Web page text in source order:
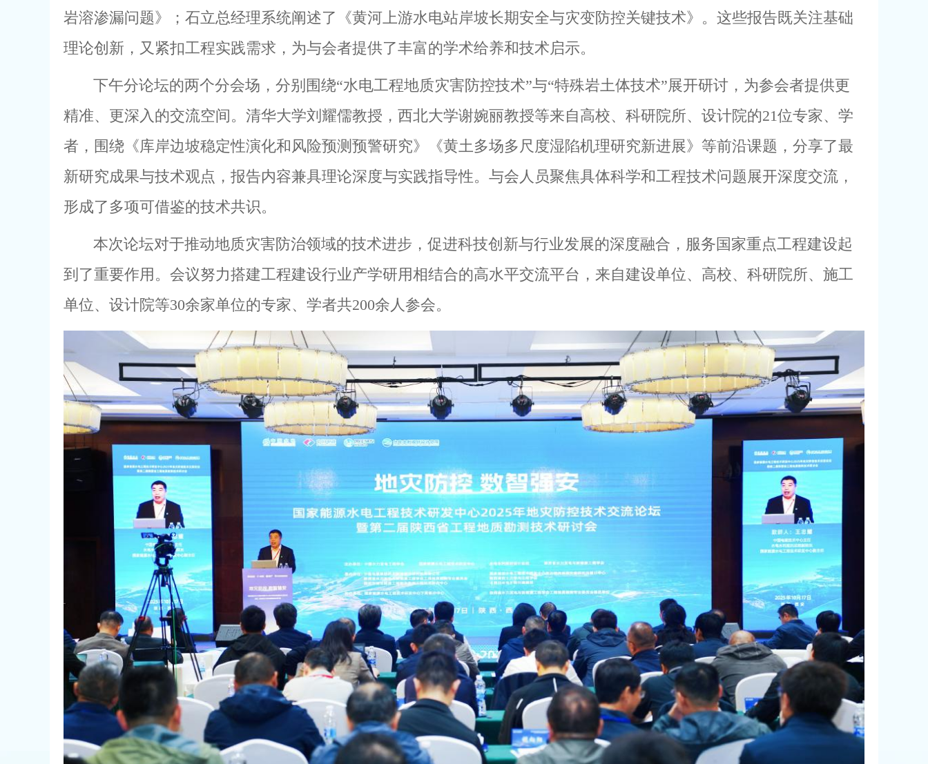
岩溶渗漏问题》；石立总经理系统阐述了《黄河上游水电站岸坡长期安全与灾变防控关键技术》。这些报告既关注基础
理论创新，又紧扣工程实践需求，为与会者提供了丰富的学术给养和技术启示。
下午分论坛的两个分会场，分别围绕“水电工程地质灾害防控技术”与“特殊岩土体技术”展开研讨，为参会者提供更
精准、更深入的交流空间。清华大学刘耀儒教授，西北大学谢婉丽教授等来自高校、科研院所、设计院的21位专家、学
者，围绕《库岸边坡稳定性演化和风险预测预警研究》《黄土多场多尺度湿陷机理研究新进展》等前沿课题，分享了最
新研究成果与技术观点，报告内容兼具理论深度与实践指导性。与会人员聚焦具体科学和工程技术问题展开深度交流，
形成了多项可借鉴的技术共识。
本次论坛对于推动地质灾害防治领域的技术进步，促进科技创新与行业发展的深度融合，服务国家重点工程建设起
到了重要作用。会议努力搭建工程建设行业产学研用相结合的高水平交流平台，来自建设单位、高校、科研院所、施工
单位、设计院等30余家单位的专家、学者共200余人参会。